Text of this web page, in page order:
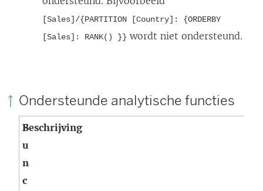
[Sales]/{PARTITION [Country]: {ORDERBY
[Sales]: RANK() }} wordt niet ondersteund.
Ondersteunde analytische functies
F
u
n
c
Beschrijving